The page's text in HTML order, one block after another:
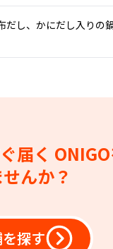
だし、かにだし入りの
届く
んか？
探す